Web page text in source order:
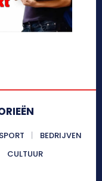
SPORT
BEDRIJVEN
CULTUUR